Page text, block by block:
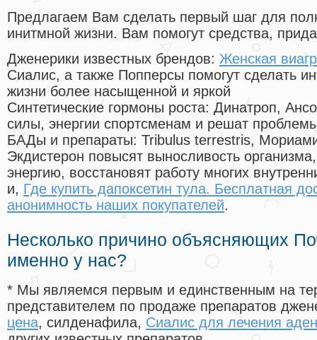
Предлагаем Вам сделать первый шаг для
инитмной жизни. Вам помогут средства,
Дженерики известных брендов: Женская
Сиалис, а также Попперсы помогут сделать
жизни более насыщенной и яркой
Синтетические гормоны роста: Динатроп,
силы, энергии спортсменам и решат
БАДы и препараты: Tribulus terrestris,
Экдистерон повысят выносливость
энергию, восстановят работу многих
и, Где купить дапоксетин тула. Бесплатная
анонимность наших покупателей.
Несколько причино объясняющих
именно у нас?
* Мы являемся первым и единственным на
представителем по продаже препаратов
цена, силденафила, Сиалис для лечения